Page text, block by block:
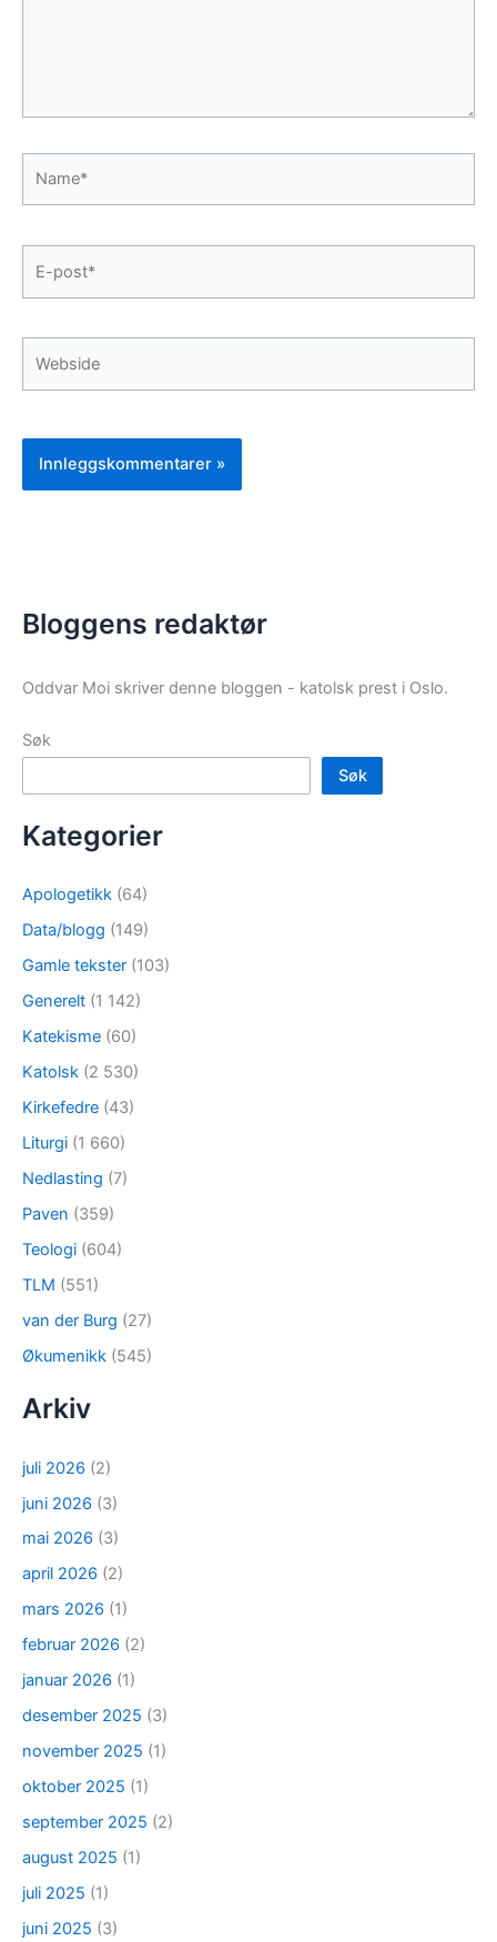
post*
Bloggens redaktør
Oddvar Moi skriver denne bloggen - katolsk prest i Oslo.
Søk
Søk
Kategorier
Apologetikk (64)
Data/blogg (149)
Gamle tekster (103)
Generelt (1 142)
Katekisme (60)
Katolsk (2 530)
Kirkefedre (43)
Liturgi (1 660)
Nedlasting (7)
Paven (359)
Teologi (604)
TLM (551)
van der Burg (27)
Økumenikk (545)
Arkiv
juli 2026 (2)
juni 2026 (3)
mai 2026 (3)
april 2026 (2)
mars 2026 (1)
februar 2026 (2)
januar 2026 (1)
desember 2025 (3)
november 2025 (1)
oktober 2025 (1)
september 2025 (2)
august 2025 (1)
juli 2025 (1)
juni 2025 (3)